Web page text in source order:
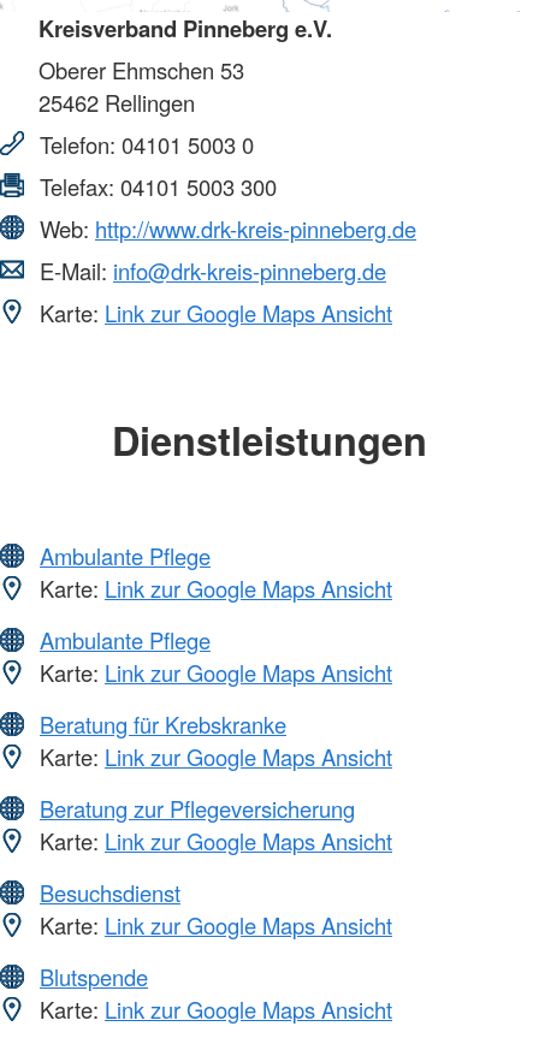
Kreisverband Pinneberg e.V.
Oberer Ehmschen 53
25462 Rellingen
Telefon: 04101 5003 0
Telefax: 04101 5003 300
Web: http://www.drk-kreis-pinneberg.de
E-Mail: info@drk-kreis-pinneberg.de
Karte: Link zur Google Maps Ansicht
Dienstleistungen
Ambulante Pflege
Karte: Link zur Google Maps Ansicht
Ambulante Pflege
Karte: Link zur Google Maps Ansicht
Beratung für Krebskranke
Karte: Link zur Google Maps Ansicht
Beratung zur Pflegeversicherung
Karte: Link zur Google Maps Ansicht
Besuchsdienst
Karte: Link zur Google Maps Ansicht
Blutspende
Karte: Link zur Google Maps Ansicht